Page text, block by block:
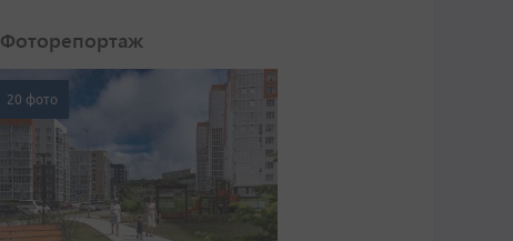
Фоторепортаж
20 фото